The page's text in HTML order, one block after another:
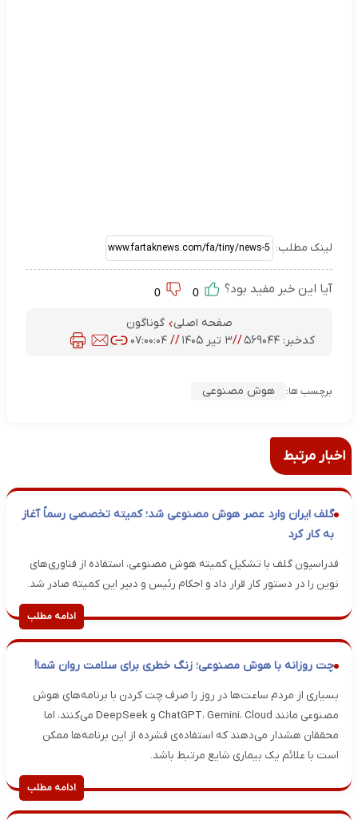
لینک مطلب:
آیا این خبر مفید بود؟
صفحه اصلی
گوناگون
کدخبر: ۵۶۹۰۴۴ //۳ تیر ۱۴۰۵ // ۰۷:۰۰:۰۴
برچسب ها: هوش مصنوعی
اخبار مرتبط
گلف ایران وارد عصر هوش مصنوعی شد؛ کمیته تخصصی رسماً آغاز
به کار کرد
فدراسیون گلف با تشکیل کمیته هوش مصنوعی، استفاده از فناوری‌های
نوین را در دستور کار قرار داد و احکام رئیس و دبیر این کمیته صادر شد.
ادامه مطلب
چت روزانه با هوش مصنوعی؛ زنگ خطری برای سلامت روان شما!
بسیاری از مردم ساعت‌ها در روز را صرف چت کردن با برنامه‌های هوش
مصنوعی مانند ChatGPT، Gemini، Cloud و DeepSeek می‌کنند، اما
محققان هشدار می‌دهند که استفاده‌ی فشرده از این برنامه‌ها ممکن
است با علائم یک بیماری شایع مرتبط باشد.
ادامه مطلب